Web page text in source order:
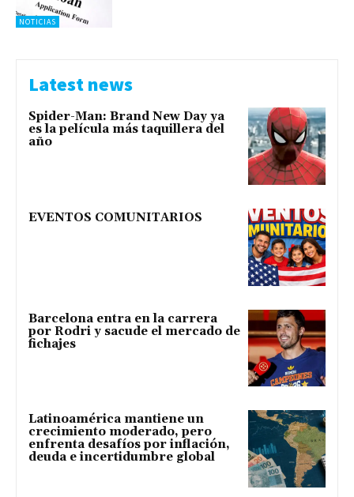
NOTICIAS
Latest news
Spider-Man: Brand New Day ya
es la película más taquillera del
año
EVENTOS COMUNITARIOS
Barcelona entra en la carrera
por Rodri y sacude el mercado de
fichajes
Latinoamérica mantiene un
crecimiento moderado, pero
enfrenta desafíos por inflación,
deuda e incertidumbre global